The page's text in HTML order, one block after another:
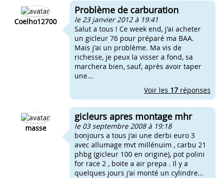
Coelho12700
Problème de carburation
le 23 janvier 2012 à 19:41
Salut a tous ! Ce week end, j'ai acheter
un gicleur 76 pour préparé ma BAA.
Mais j'ai un problème. Ma vis de
richesse, je peux la visser a fond, sa
marchera bien, sauf, après avoir taper
une...
Voir les 17 réponses
masse
gicleurs apres montage mhr
le 03 septembre 2008 à 19:18
bonjours a tous j'ai une derbi euro 3
avec allumage mvt millénuim , carbu 21
phbg (gicleur 100 en origine), pot polini
for race 2 , boite a air prepa . Il y a
quelques jours j'ai monté un cylindre...